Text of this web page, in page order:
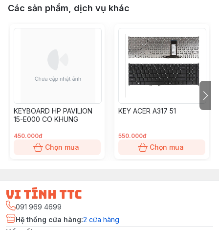
Các sản phẩm, dịch vụ khác
KEYBOARD HP PAVILION
15-E000 CO KHUNG
450.000đ
Chọn mua
KEY ACER A317 51
550.000đ
Chọn mua
vi tính ttc
091 969 4699
Hệ thống cửa hàng:2 cửa hàng